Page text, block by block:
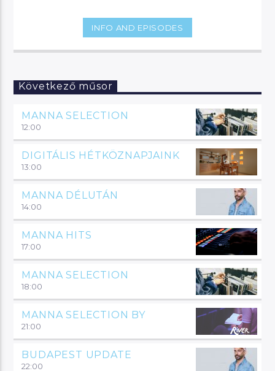
INFO AND EPISODES
Következő műsor
MANNA SELECTION
12:00
DIGITÁLIS HÉTKÖZNAPJAINK
13:00
MANNA DÉLUTÁN
14:00
MANNA HITS
17:00
MANNA SELECTION
18:00
MANNA SELECTION BY
21:00
BUDAPEST UPDATE
22:00